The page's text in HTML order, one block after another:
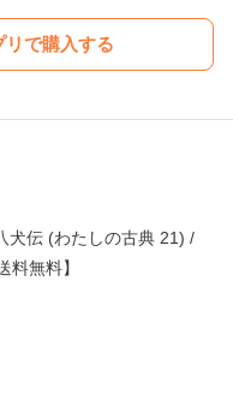
リで購入する
犬伝 (わたしの古典 21) /
無料】